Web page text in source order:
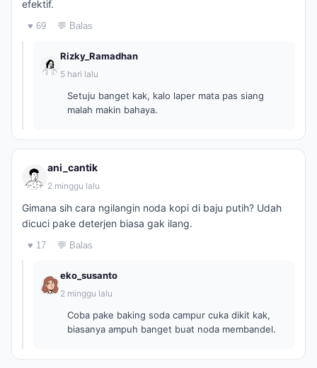
efektif.
♥ 69 💬 Balas
Rizky_Ramadhan
5 hari lalu
Setuju banget kak, kalo laper mata pas siang
malah makin bahaya.
ani_cantik
2 minggu lalu
Gimana sih cara ngilangin noda kopi di baju putih? Udah
dicuci pake deterjen biasa gak ilang.
♥ 17 💬 Balas
eko_susanto
2 minggu lalu
Coba pake baking soda campur cuka dikit kak,
biasanya ampuh banget buat noda membandel.